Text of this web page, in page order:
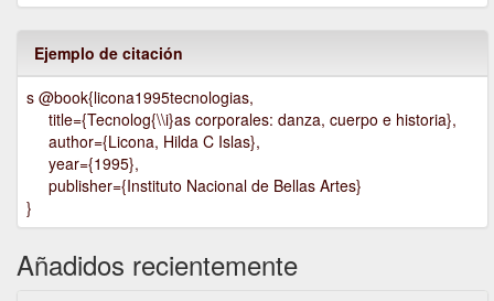
Ejemplo de citación
s @book{licona1995tecnologias,
title={Tecnolog{\\i}as corporales: danza, cuerpo e historia},
author={Licona, Hilda C Islas},
year={1995},
publisher={Instituto Nacional de Bellas Artes}
}
Añadidos recientemente